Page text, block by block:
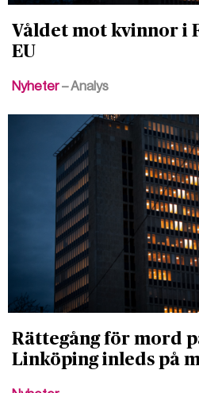
Våldet mot kvinnor i
EU
Nyheter– Analys
Rättegång för mord
Linköping inleds på